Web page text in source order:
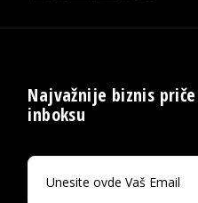
Najvažnije biznis
inboksu